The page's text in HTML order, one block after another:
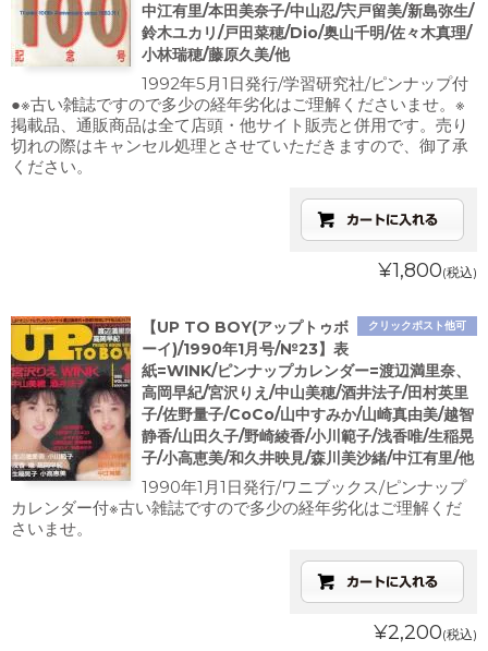
中江有里/本田美奈子/中山忍/宍戸留美/新島弥生/
鈴木ユカリ/戸田菜穂/Dio/奥山千明/佐々木真理/
小林瑞穂/藤原久美/他
1992年5月1日発行/学習研究社/ピンナップ付
●※古い雑誌ですので多少の経年劣化はご理解くださいませ。※
掲載品、通販商品は全て店頭・他サイト販売と併用です。売り
切れの際はキャンセル処理とさせていただきますので、御了承
ください。
¥1,800(税込)
クリックポスト他可
【UP TO BOY(アップトゥボ
ーイ)/1990年1月号/№23】表
紙=WINK/ピンナップカレンダー=渡辺満里奈、
高岡早紀/宮沢りえ/中山美穂/酒井法子/田村英里
子/佐野量子/CoCo/山中すみか/山崎真由美/越智
静香/山田久子/野崎綾香/小川範子/浅香唯/生稲晃
子/小高恵美/和久井映見/森川美沙緒/中江有里/他
1990年1月1日発行/ワニブックス/ピンナップ
カレンダー付※古い雑誌ですので多少の経年劣化はご理解くだ
さいませ。
¥2,200(税込)